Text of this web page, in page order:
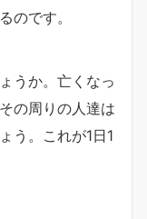
のです。
うか。亡くなっ
の周りの人達は
う。これが1日1